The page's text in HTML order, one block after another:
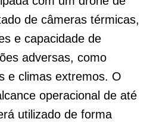
de câmeras térmicas,
e capacidade de
adversas, como
e climas extremos. O
operacional de até
utilizado de forma